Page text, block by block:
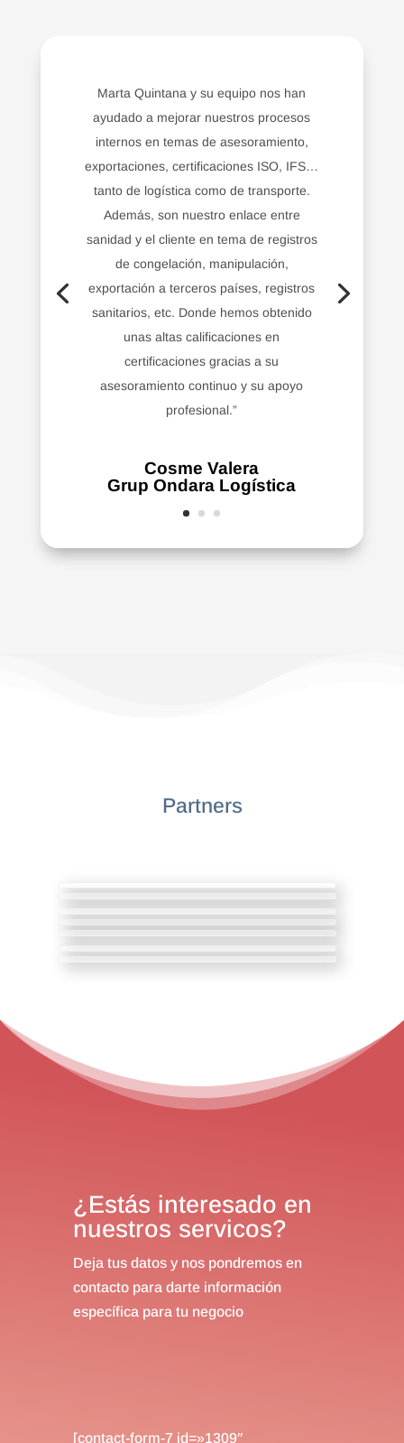
Marta Quintana y su equipo nos han
ayudado a mejorar nuestros procesos
internos en temas de asesoramiento,
exportaciones, certificaciones ISO, IFS…
tanto de logística como de transporte.
Además, son nuestro enlace entre
sanidad y el cliente en tema de registros
de congelación, manipulación,
exportación a terceros países, registros
sanitarios, etc. Donde hemos obtenido
unas altas calificaciones en
certificaciones gracias a su
asesoramiento continuo y su apoyo
profesional.”
Cosme Valera
Grup Ondara Logística
Partners
¿Estás interesado en
nuestros servicos?
Deja tus datos y nos pondremos en
contacto para darte información
específica para tu negocio
[contact-form-7 id=»1309″